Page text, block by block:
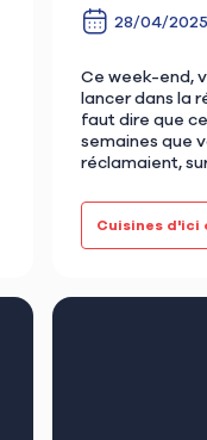
28/04/2025
Ce week-end,
lancer dans la
faut dire que
semaines que
réclamaient,
Cuisines d'ici